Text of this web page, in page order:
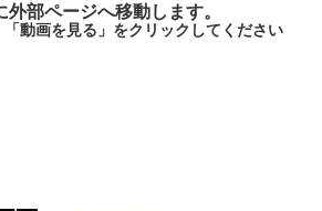
部ページへ移動します。
動画を見る」をクリックしてください